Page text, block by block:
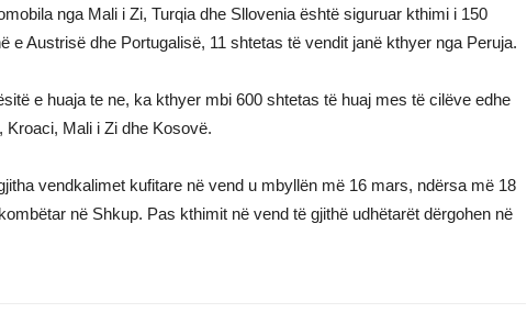
nga Mali i Zi, Turqia dhe Sllovenia është siguruar kthimi i 150
e Austrisë dhe Portugalisë, 11 shtetas të vendit janë kthyer nga Peruja.
e huaja te ne, ka kthyer mbi 600 shtetas të huaj mes të cilëve edhe
Kroaci, Mali i Zi dhe Kosovë.
vendkalimet kufitare në vend u mbyllën më 16 mars, ndërsa më 18
në Shkup. Pas kthimit në vend të gjithë udhëtarët dërgohen në